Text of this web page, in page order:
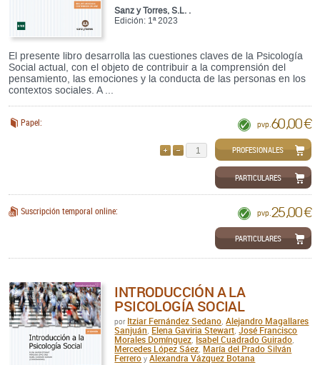
Sanz y Torres, S.L. .
Edición: 1ª 2023
El presente libro desarrolla las cuestiones claves de la Psicología
Social actual, con el objeto de contribuir a la comprensión del
pensamiento, las emociones y la conducta de las personas en los
contextos sociales. A ...
Papel: pvp. 60,00 €
QUITARPROFESIONALES
PARTICULARES
Suscripción temporal online: pvp. 25,00 €
PARTICULARES
INTRODUCCIÓN A LA
PSICOLOGÍA SOCIAL
por Itziar Fernández Sedano ,Alejandro Magallares
Sanjuán Elena Gaviria Stewart ,José Francisco
Morales Domínguez Isabel Cuadrado Guirado
Mercedes López Sáez María del Prado Silván
Ferrero yAlexandra Vázquez Botana